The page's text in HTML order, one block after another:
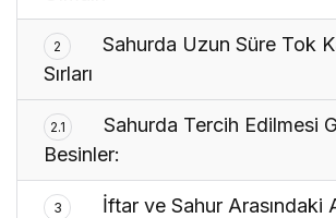
2
Sahurda Uzun Süre Tok
Sırları
2.1
Sahurda Tercih Edilmesi
Besinler:
3 İftar ve Sahur Arasındaki